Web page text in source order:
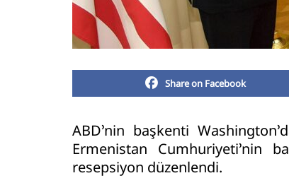
Share on Facebook
ABD’nin başkenti
Ermenistan Cumhuriyeti’nin
resepsiyon düzenlendi.